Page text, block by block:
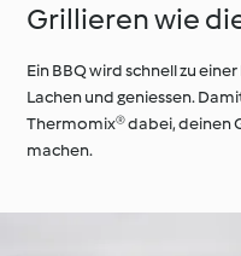
Grillieren wie
Ein BBQ wird schnell zu
Lachen und geniessen.
Thermomix® dabei, deinen
machen.